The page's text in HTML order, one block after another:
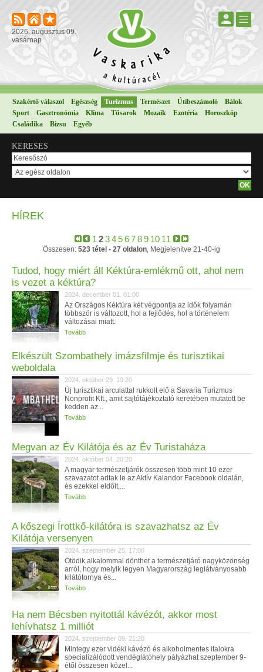
2026. augusztus 09.
vasárnap
Szakértő válaszol Egészség Turizmus Természet Útibeszámoló
Bálok
Sport
Gasztronómia Klíma Tűsarok Mozaik Ezotéria
Horoszkóp
Családika
Bizsu Egyéb
KERESÉS
HÍREK
1 23456789 10 11
Összesen: 523 tétel - 27 oldalon, Megjelenítve 21-40-ig
Tudod, hogy miért áll Kéktúra-emlékmű ott, ahol nem
is vezet a kéktúra?
2024. december 01. 01:00
Az Országos Kéktúra két végpontja az idők folyamán
többször is változott, hol a fejlődés, hol a történelem
változásai miatt.
Tovább
Elkészült Szombathely imázsfilmje és turisztikai
weboldala
2024. október 29. 19:20
Új turisztikai arculattal rukkolt elő a Savaria Turizmus
Nonprofit Kft., amit sajtótájékoztató keretében mutatott be
kedden az...
Tovább
Megvan az Év Kilátója és az Év Turistaháza
2024. október 04. 20:20
A magyar természetjárók összesen több mint 10 ezer
szavazatot adtak le az Aktív Kalandor Facebook oldalán,
és ezekkel eldőlt,...
Tovább
A kőszegi Írottkő-kilátóra is szavazhatsz az Év
Kilátója versenyen
2024. szeptember 25. 17:00
Ötödik alkalommal dönthet a természetjáró nagyközönség
arról, hogy melyik legyen Magyarország leglátványosabb
kilátótornya és...
Tovább
Ha nem Bécsben nyitottál kávézót, akkor most
lehívhatsz 1 milliót
2024. szeptember 09. 21:20
Mintegy ezer vidéki kávézó és alkoholmentes italokra
specializálódott vendéglátóhely pályázhat szeptember 9-
étől összesen közel...